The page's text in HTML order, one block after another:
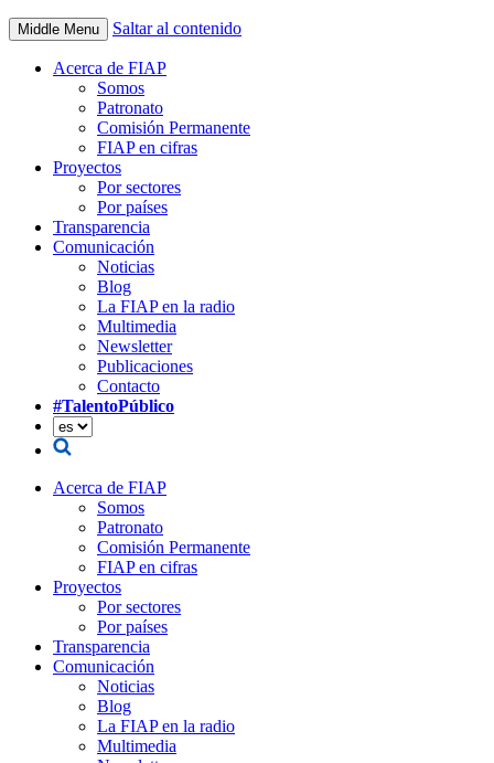
Middle Menu Saltar al contenido
Acerca de FIAP
Somos
Patronato
Comisión Permanente
FIAP en cifras
Proyectos
Por sectores
Por países
Transparencia
Comunicación
Noticias
Blog
La FIAP en la radio
Multimedia
Newsletter
Publicaciones
Contacto
#TalentoPúblico
Acerca de FIAP
Somos
Patronato
Comisión Permanente
FIAP en cifras
Proyectos
Por sectores
Por países
Transparencia
Comunicación
Noticias
Blog
La FIAP en la radio
Multimedia